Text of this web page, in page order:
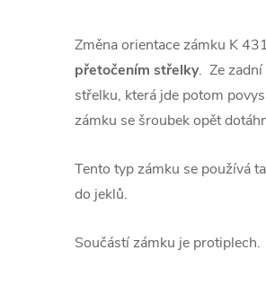
Změna orientace zámku K
přetočením střelky. Ze
střelku, která jde potom
zámku se šroubek opět
Tento typ zámku se používá
do jeklů.
Součástí zámku je protiplech.